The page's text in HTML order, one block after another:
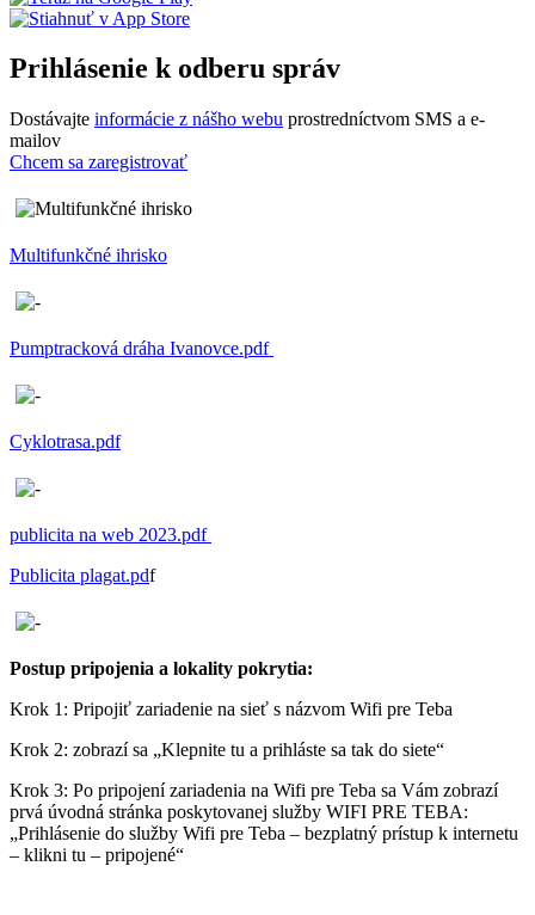
Prihlásenie k odberu správ
Dostávajte informácie z nášho webu prostredníctvom SMS a e-
mailov
Chcem sa zaregistrovať
Multifunkčné ihrisko
Pumptracková dráha Ivanovce.pdf
Cyklotrasa.pdf
publicita na web 2023.pdf
Publicita plagat.pdf
Postup pripojenia a lokality pokrytia:
Krok 1: Pripojiť zariadenie na sieť s názvom Wifi pre Teba
Krok 2: zobrazí sa „Klepnite tu a prihláste sa tak do siete“
Krok 3: Po pripojení zariadenia na Wifi pre Teba sa Vám zobrazí
prvá úvodná stránka poskytovanej služby WIFI PRE TEBA:
„Prihlásenie do služby Wifi pre Teba – bezplatný prístup k internetu
– klikni tu – pripojené“